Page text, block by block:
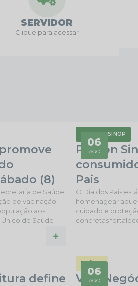
SERVIDOR
Clique para acessar
(8)
de Saúde,
de vacinação
aos
de Saúde
será destinado
conforme
Procon
Pais
06
AGO
PROCON SINOP
O Dia dos Pais
homenagear
cuidado e
concretas
os pais. Para
o Procon
compra de...
define
Veja
06
AGO
PRÊMIO